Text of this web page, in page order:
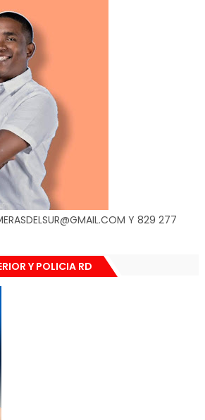
Y 829 277
Y POLICIA RD